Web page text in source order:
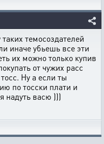
темосоздателей
иначе убьешь все эти
их можно только купив
от чужих расс
Ну а если ты
по тосски плати и
надуть васю )))